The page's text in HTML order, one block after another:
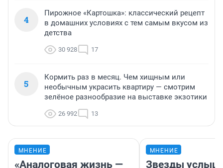
4
Пирожное «Картошка»: классический рецепт
в домашних условиях с тем самым вкусом из
детства
30 928 17
5
Кормить раз в месяц. Чем хищным или
необычным украсить квартиру — смотрим
зелёное разнообразие на выставке экзотики
26 992 13
МНЕНИЕ
«Аналоговая жизнь —
МНЕНИЕ
Звезды